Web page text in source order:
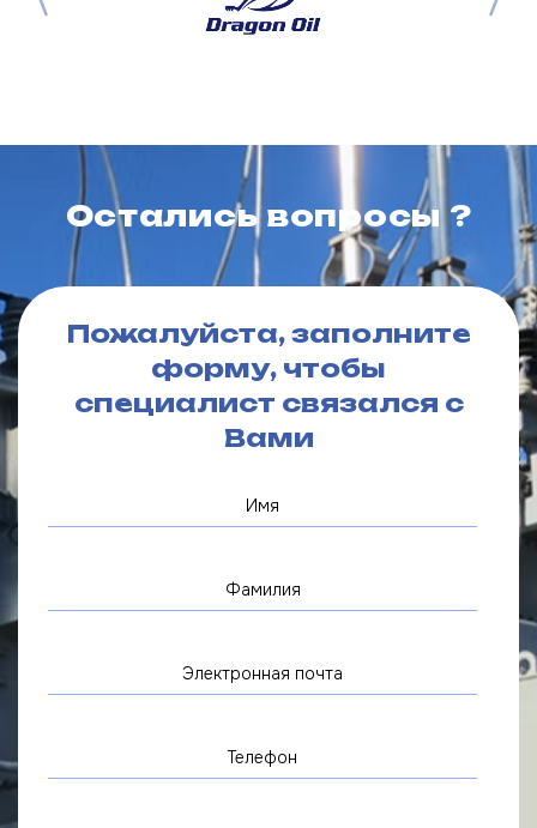
Остались вопросы ?
Пожалуйста, заполните
форму, чтобы
специалист связался с
Вами